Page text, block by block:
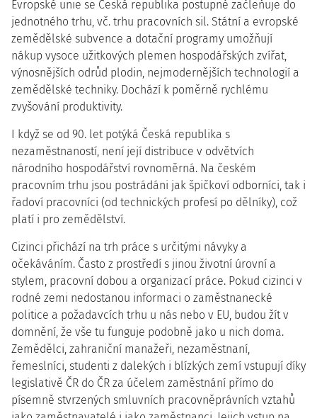
Evropské unie se Česká republika postupně začleňuje do
jednotného trhu, vč. trhu pracovních sil. Státní a evropské
zemědělské subvence a dotační programy umožňují
nákup vysoce užitkových plemen hospodářských zvířat,
výnosnějších odrůd plodin, nejmodernějších technologií a
zemědělské techniky. Dochází k poměrně rychlému
zvyšování produktivity.
I když se od 90. let potýká Česká republika s
nezaměstnaností, není její distribuce v odvětvích
národního hospodářství rovnoměrná. Na českém
pracovním trhu jsou postrádáni jak špičkoví odborníci, tak i
řadoví pracovníci (od technických profesí po dělníky), což
platí i pro zemědělství.
Cizinci přichází na trh práce s určitými návyky a
očekáváním. Často z prostředí s jinou životní úrovní a
stylem, pracovní dobou a organizací práce. Pokud cizinci v
rodné zemi nedostanou informaci o zaměstnanecké
politice a požadavcích trhu u nás nebo v EU, budou žít v
domnění, že vše tu funguje podobně jako u nich doma.
Zemědělci, zahraniční manažeři, nezaměstnaní,
řemeslníci, studenti z dalekých i blízkých zemí vstupují díky
legislativě ČR do ČR za účelem zaměstnání přímo do
písemně stvrzených smluvních pracovněprávních vztahů